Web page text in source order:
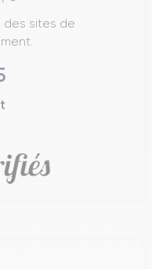
sites de